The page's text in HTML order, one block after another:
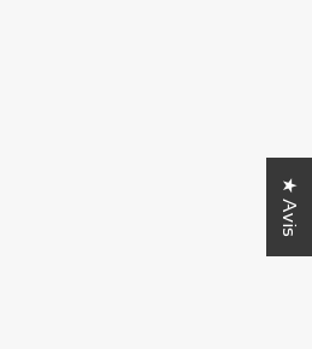
★ Avis